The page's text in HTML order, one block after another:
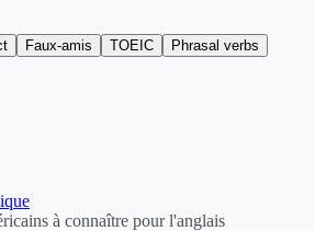
Faux-amis TOEIC
Phrasal verbs
à connaître pour l'anglais